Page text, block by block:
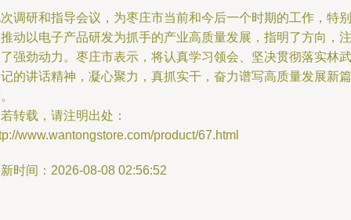
调研和指导会议，为枣庄市当前和今后一个时期的工作，特别
动以电子产品研发为抓手的产业高质量发展，指明了方向，注
强劲动力。枣庄市表示，将认真学习领会、坚决贯彻落实林武
的讲话精神，凝心聚力，真抓实干，奋力谱写高质量发展新篇
转载，请注明出处：
www.wantongstore.com/product/67.html
时间：2026-08-08 02:56:52